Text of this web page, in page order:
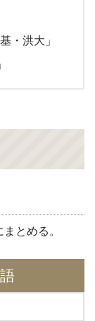
・洪大」
とめる。